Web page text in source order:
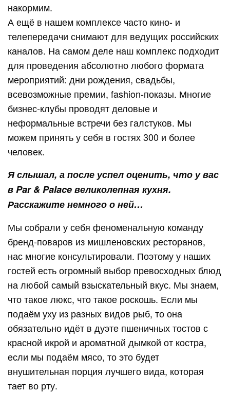
накормим.
А ещё в нашем комплексе часто кино- и
телепередачи снимают для ведущих российских
каналов. На самом деле наш комплекс подходит
для проведения абсолютно любого формата
мероприятий: дни рождения, свадьбы,
всевозможные премии, fashion-показы. Многие
бизнес-клубы проводят деловые и
неформальные встречи без галстуков. Мы
можем принять у себя в гостях 300 и более
человек.
Я слышал, а после успел оценить, что у вас
в Par & Palace великолепная кухня.
Расскажите немного о ней…
Мы собрали у себя феноменальную команду
бренд-поваров из мишленовских ресторанов,
нас многие консультировали. Поэтому у наших
гостей есть огромный выбор превосходных блюд
на любой самый взыскательный вкус. Мы знаем,
что такое люкс, что такое роскошь. Если мы
подаём уху из разных видов рыб, то она
обязательно идёт в дуэте пшеничных тостов с
красной икрой и ароматной дымкой от костра,
если мы подаём мясо, то это будет
внушительная порция лучшего вида, которая
тает во рту.